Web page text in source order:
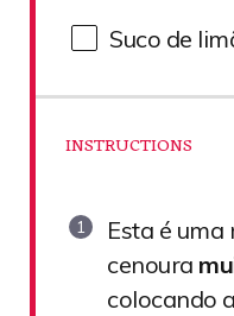
Suco de
INSTRUCTIONS
Esta é uma
cenoura
colocando